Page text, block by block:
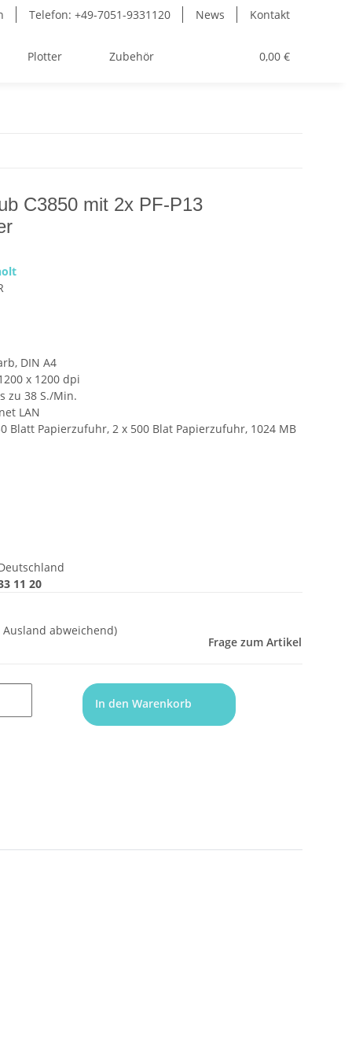
Telefon: +49-7051-9331120 News Kontakt
0,00 €
Plotter Zubehör
C3850 mit 2x PF-P13
DIN A4
x 1200 dpi
zu 38 S./Min.
LAN
Blatt Papierzufuhr, 2 x 500 Blat Papierzufuhr, 1024 MB
11 20
Ausland abweichend)
Frage zum Artikel
In den Warenkorb